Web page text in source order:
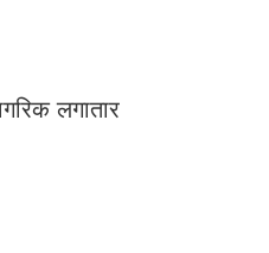
लगातार